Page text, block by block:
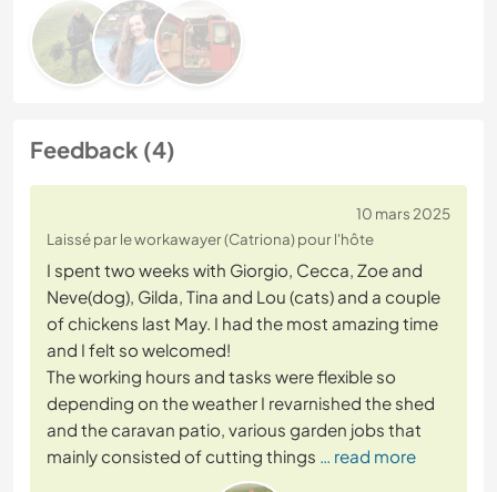
Feedback (4)
10 mars 2025
Laissé par le workawayer (Catriona) pour l'hôte
I spent two weeks with Giorgio, Cecca, Zoe and
Neve(dog), Gilda, Tina and Lou (cats) and a couple
of chickens last May. I had the most amazing time
and I felt so welcomed!
The working hours and tasks were flexible so
depending on the weather I revarnished the shed
and the caravan patio, various garden jobs that
mainly consisted of cutting things … read more